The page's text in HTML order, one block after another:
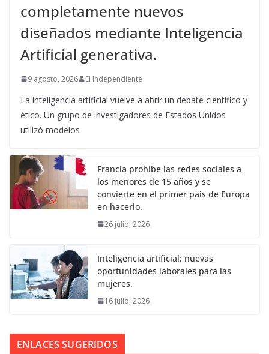
completamente nuevos
diseñados mediante Inteligencia
Artificial generativa.
9 agosto, 2026 El Independiente
La inteligencia artificial vuelve a abrir un debate científico y
ético. Un grupo de investigadores de Estados Unidos
utilizó modelos
Francia prohíbe las redes sociales a
los menores de 15 años y se
convierte en el primer país de Europa
en hacerlo.
26 julio, 2026
Inteligencia artificial: nuevas
oportunidades laborales para las
mujeres.
16 julio, 2026
ENLACES SUGERIDOS